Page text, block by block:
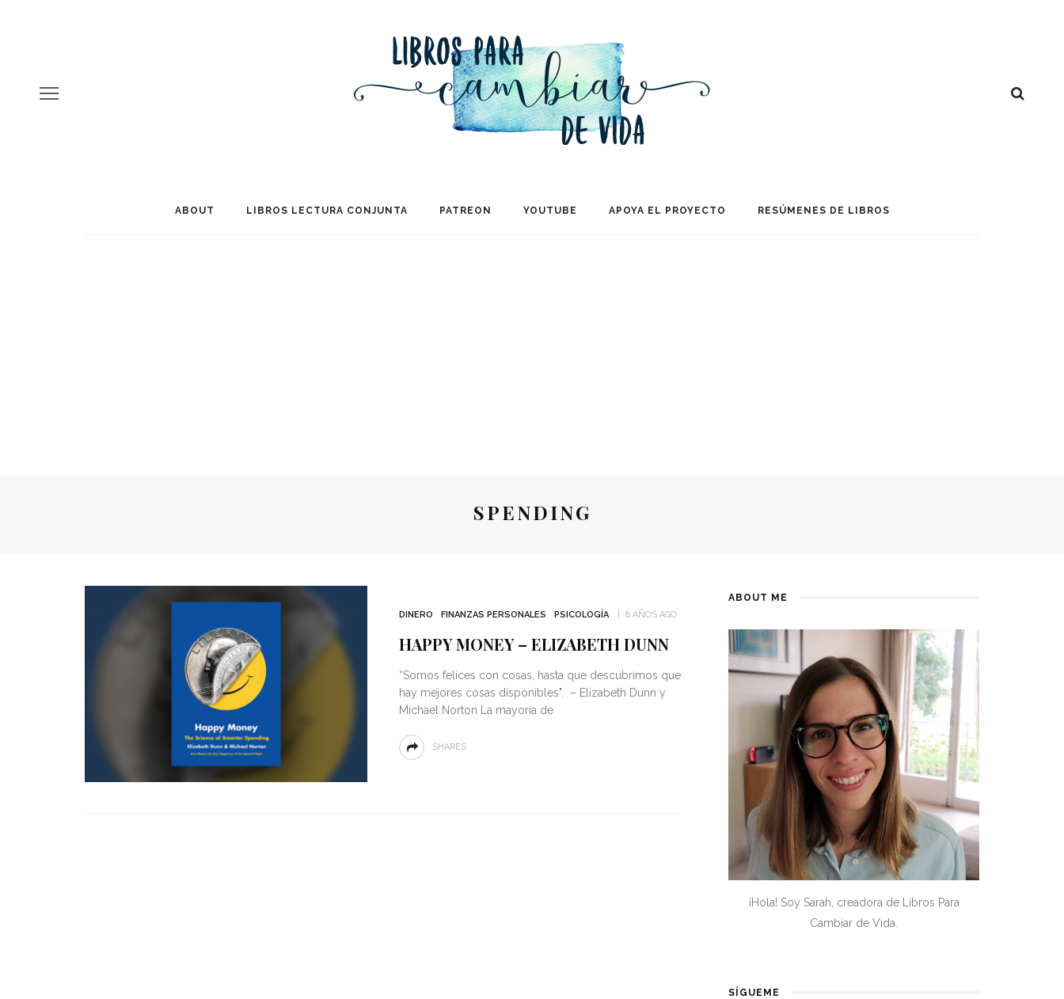
ABOUT LIBROS LECTURA CONJUNTA PATREON YOUTUBE APOYA EL PROYECTO RESÚMENES DE LIBROS
SPENDING
DINERO FINANZAS PERSONALES PSICOLOGÍA 8 AÑOS AGO
HAPPY MONEY – ELIZABETH DUNN
“Somos felices con cosas, hasta que descubrimos que
hay mejores cosas disponibles". – Elizabeth Dunn y
Michael Norton La mayoría de
SHARES
ABOUT ME
¡Hola! Soy Sarah, creadora de Libros Para
Cambiar de Vida.
SÍGUEME